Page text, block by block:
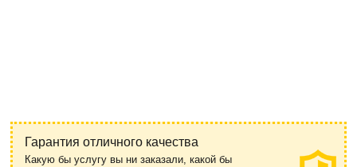
Гарантия отличного качества
Какую бы услугу вы ни заказали, какой бы